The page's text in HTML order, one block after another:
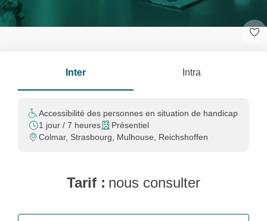
Inter Intra
Accessibilité des personnes en situation de handicap
1 jour / 7 heures
Présentiel
Colmar, Strasbourg, Mulhouse, Reichshoffen
Tarif : nous consulter